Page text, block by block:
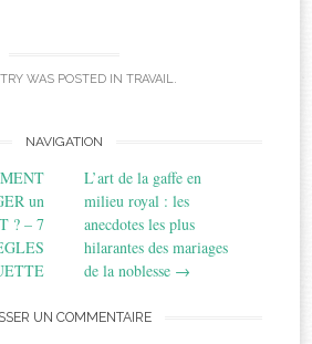
WAS POSTED IN TRAVAIL.
NAVIGATION
un
? – 7
L’art de la gaffe en
milieu royal : les
anecdotes les plus
hilarantes des mariages
de la noblesse →
UN COMMENTAIRE